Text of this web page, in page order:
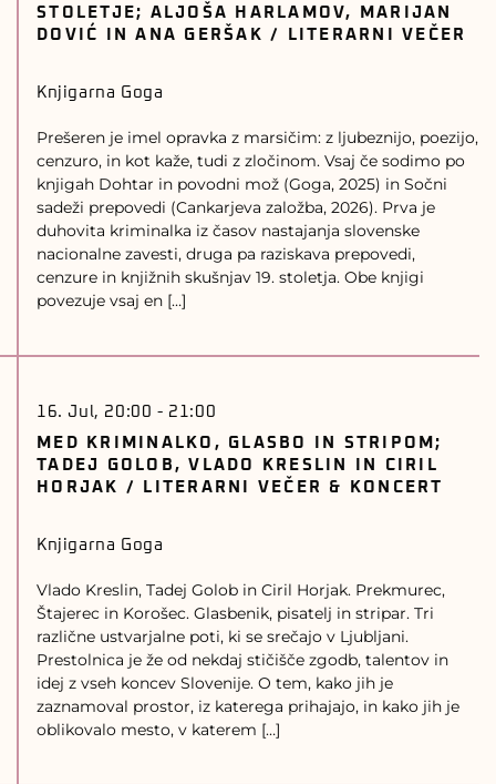
STOLETJE; ALJOŠA HARLAMOV, MARIJAN
DOVIĆ IN ANA GERŠAK / LITERARNI VEČER
Knjigarna Goga
Prešeren je imel opravka z marsičim: z ljubeznijo, poezijo,
cenzuro, in kot kaže, tudi z zločinom. Vsaj če sodimo po
knjigah Dohtar in povodni mož (Goga, 2025) in Sočni
sadeži prepovedi (Cankarjeva založba, 2026). Prva je
duhovita kriminalka iz časov nastajanja slovenske
nacionalne zavesti, druga pa raziskava prepovedi,
cenzure in knjižnih skušnjav 19. stoletja. Obe knjigi
povezuje vsaj en […]
MED KRIMINALKO, GLASBO IN STRIPOM;
TADEJ GOLOB, VLADO KRESLIN IN CIRIL
HORJAK / LITERARNI VEČER & KONCERT
16. Jul, 20:00 - 21:00
Knjigarna Goga
Vlado Kreslin, Tadej Golob in Ciril Horjak. Prekmurec,
Štajerec in Korošec. Glasbenik, pisatelj in stripar. Tri
različne ustvarjalne poti, ki se srečajo v Ljubljani.
Prestolnica je že od nekdaj stičišče zgodb, talentov in
idej z vseh koncev Slovenije. O tem, kako jih je
zaznamoval prostor, iz katerega prihajajo, in kako jih je
oblikovalo mesto, v katerem […]